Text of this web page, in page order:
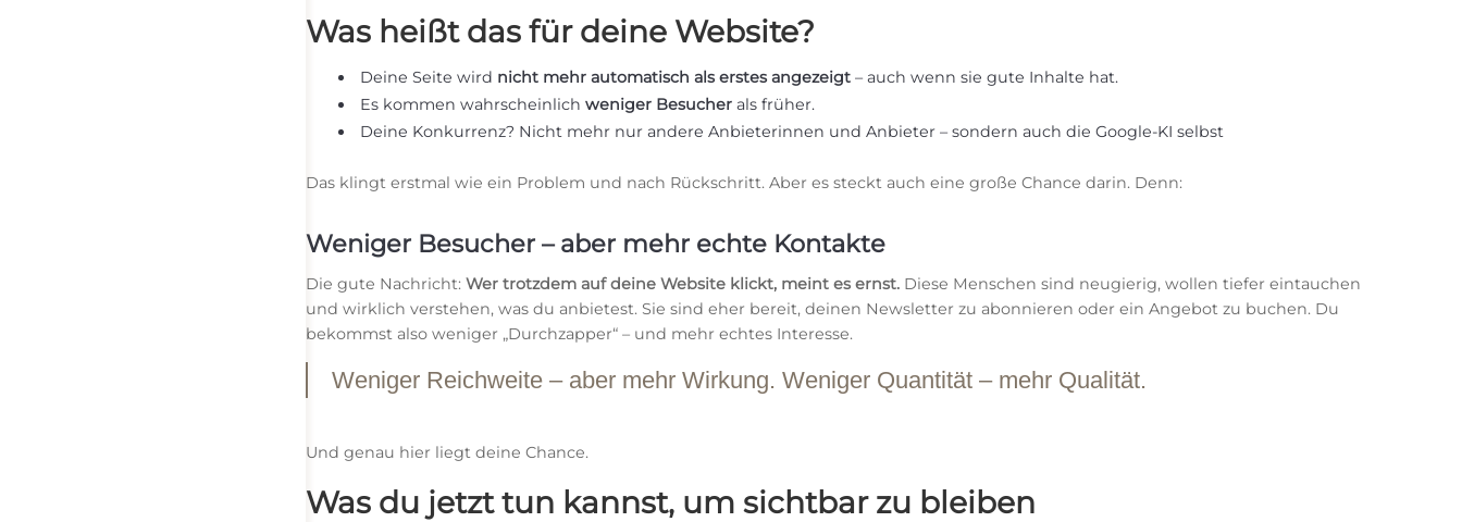
Was heißt das für deine Website?
Deine Seite wird nicht mehr automatisch als erstes angezeigt– auch wenn sie gute Inhalte hat.
Es kommen wahrscheinlich weniger Besucherals früher.
Deine Konkurrenz? Nicht mehr nur andere Anbieterinnen und Anbieter – sondern auch die Google-KI selbst
Das klingt erstmal wie ein Problem und nach Rückschritt. Aber es steckt auch eine große Chance darin. Denn:
Weniger Besucher – aber mehr echte Kontakte
Die gute Nachricht: Wer trotzdem auf deine Website klickt, meint es ernst.Diese Menschen sind neugierig, wollen tiefer eintauchen
und wirklich verstehen, was du anbietest. Sie sind eher bereit, deinen Newsletter zu abonnieren oder ein Angebot zu buchen. Du
bekommst also weniger „Durchzapper“ – und mehr echtes Interesse.
Weniger Reichweite – aber mehr Wirkung. Weniger Quantität – mehr Qualität.
Und genau hier liegt deine Chance.
Was du jetzt tun kannst, um sichtbar zu bleiben